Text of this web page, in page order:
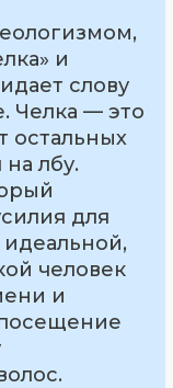
и
слову
Челка — это
остальных
лбу.
для
идеальной,
человек
и
посещение